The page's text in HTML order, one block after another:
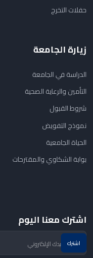
حفلات التخرج
زيارة الجامعة
الدراسة في الجامعة
التأمين والرعاية الصحية
شروط القبول
نموذج التفويض
الحياة الجامعية
بوابة الشكاوي والمقترحات
اشترك معنا اليوم